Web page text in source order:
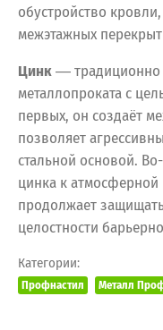
обустройство
межэтажных
Цинк― традиционно
металлопроката с
первых, он создаёт
позволяет
стальной основой.
цинка к
продолжает
целостности
Категории:
Профнастил Металл